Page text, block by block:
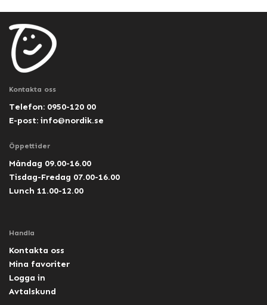
Kontakta oss
Telefon: 0950-120 00
E-post: info@nordik.se
Öppettider
Måndag 09.00-16.00
Tisdag-Fredag 07.00-16.00
Lunch 11.00-12.00
Handla
Kontakta oss
Mina favoriter
Logga in
Avtalskund